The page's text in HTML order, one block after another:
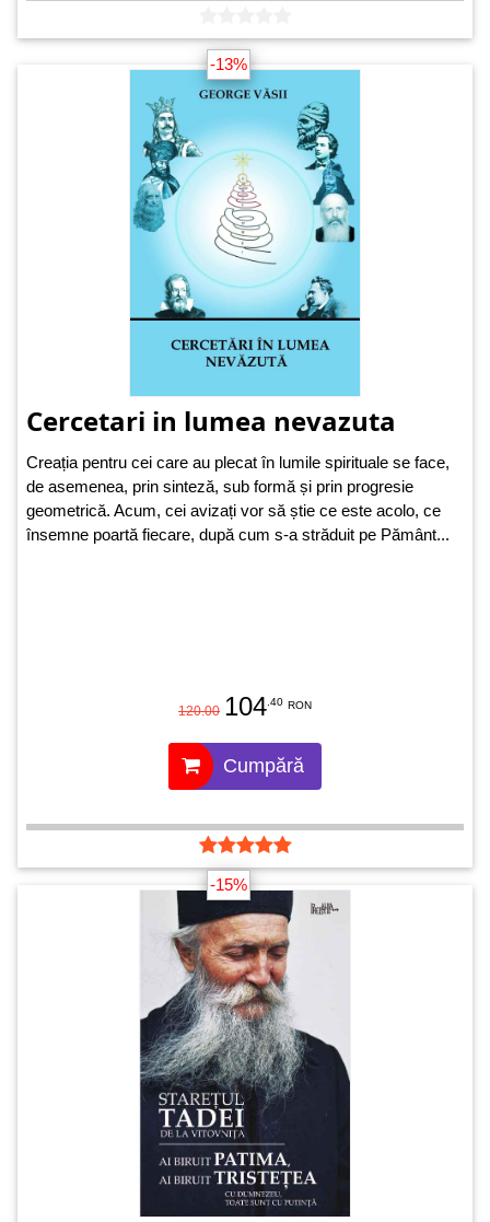
-13%
Cercetari in lumea nevazuta
Creația pentru cei care au plecat în lumile spirituale se face,
de asemenea, prin sinteză, sub formă și prin progresie
geometrică. Acum, cei avizați vor să știe ce este acolo, ce
însemne poartă fiecare, după cum s-a străduit pe Pământ...
120.00 104 .40 RON
Cumpără
-15%